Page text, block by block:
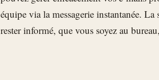
équipe via la messagerie instantanée.
rester informé, que vous soyez au